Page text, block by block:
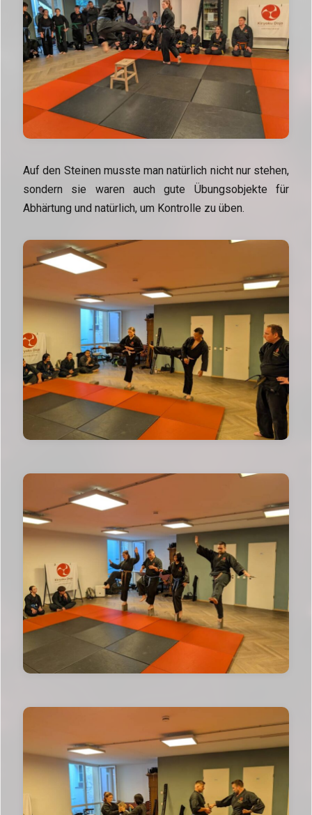
Auf den Steinen musste man natürlich nicht nur stehen,
sondern sie waren auch gute Übungsobjekte für
Abhärtung und natürlich, um Kontrolle zu üben.